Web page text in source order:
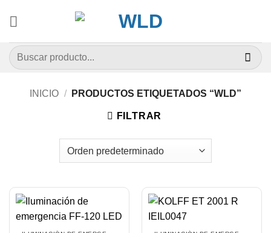
Buscar
por:
INICIO / PRODUCTOS ETIQUETADOS “WLD”
FILTRAR